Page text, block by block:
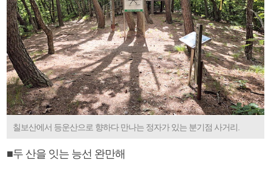
칠보산에서 등운산으로 향하다 만나는 정자가 있는 분기점 사거리.
■두 산을 잇는 능선 완만해